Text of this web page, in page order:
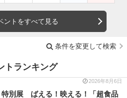
ントをすべて見る
条件を変更して検索
トランキング
2026年8月6日
特別展 ばえる！映える！「超食品